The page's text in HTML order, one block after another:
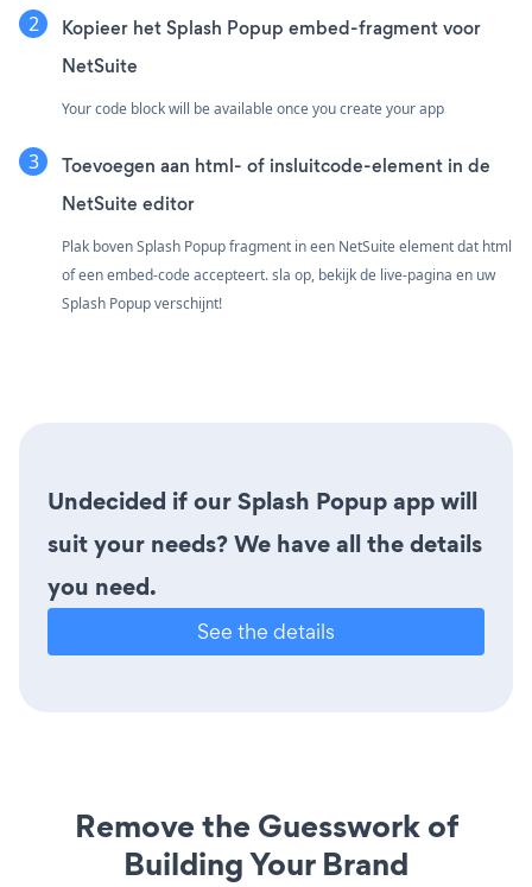
Kopieer het Splash Popup embed-fragment voor
NetSuite
Your code block will be available once you create your app
Toevoegen aan html- of insluitcode-element in de
NetSuite editor
Plak boven Splash Popup fragment in een NetSuite element dat html
of een embed-code accepteert. sla op, bekijk de live-pagina en uw
Splash Popup verschijnt!
Undecided if our Splash Popup app will
suit your needs? We have all the details
you need.
See the details
Remove the Guesswork of
Building Your Brand